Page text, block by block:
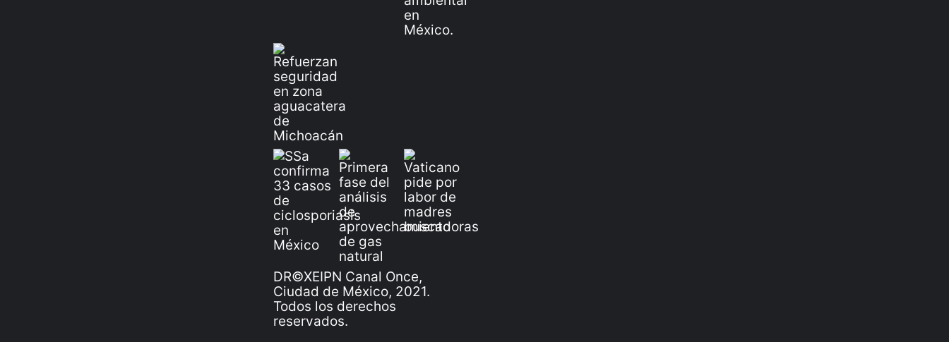
DR©XEIPN Canal Once,
Ciudad de México, 2021.
Todos los derechos
reservados.